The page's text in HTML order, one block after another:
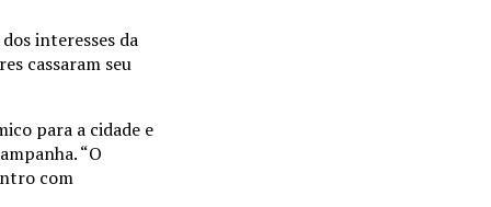
interesses da
cassaram seu
para a cidade e
“O
com